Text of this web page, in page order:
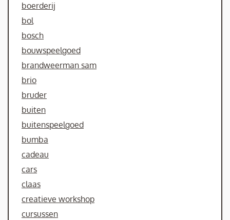
boerderij
bol
bosch
bouwspeelgoed
brandweerman sam
brio
bruder
buiten
buitenspeelgoed
bumba
cadeau
cars
claas
creatieve workshop
cursussen